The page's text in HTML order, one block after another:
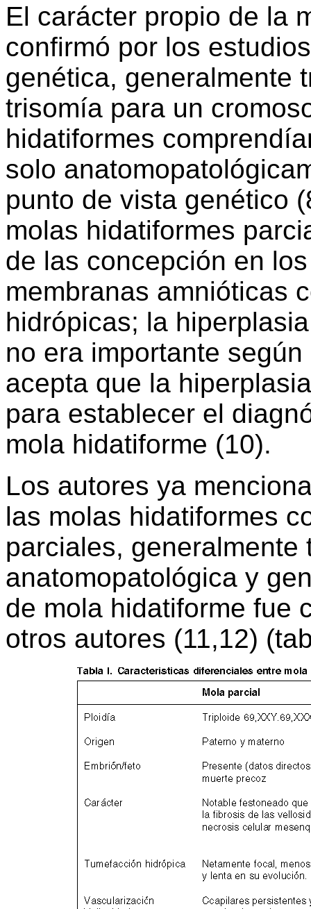
El carácter propio de la
confirmó por los
genética, generalmente
trisomía para un
hidatiformes
solo
punto de vista genético
molas hidatiformes
de las concepción en
membranas amnióticas
hidrópicas; la
no era importante
acepta que la
para establecer el
mola hidatiforme (10).
Los autores ya
las molas hidatiformes
parciales,
anatomopatológica y
de mola hidatiforme fue
otros autores (11,12)